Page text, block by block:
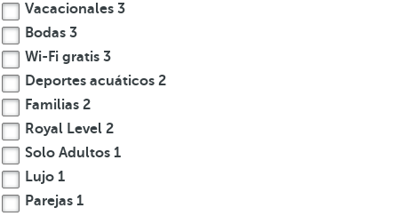
Vacacionales 3
Bodas 3
Wi-Fi gratis 3
Deportes acuáticos 2
Familias 2
Royal Level 2
Solo Adultos 1
Lujo 1
Parejas 1